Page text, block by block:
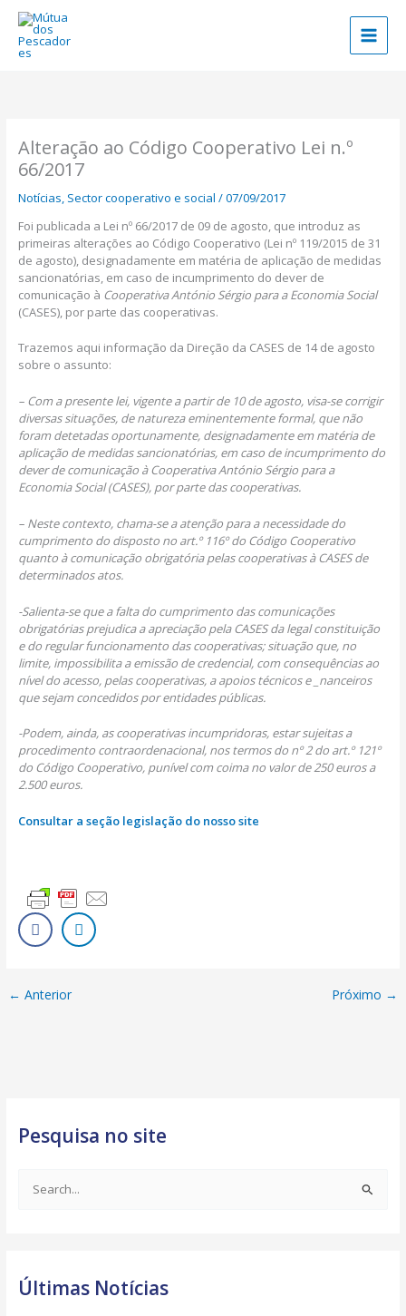
content
Alteração ao Código Cooperativo Lei n.º
66/2017
Notícias Sector cooperativo e social /07/09/2017
Foi publicada a Lei nº 66/2017 de 09 de agosto, que introduz as
primeiras alterações ao Código Cooperativo (Lei nº 119/2015 de 31
de agosto), designadamente em matéria de aplicação de medidas
sancionatórias, em caso de incumprimento do dever de
comunicação à Cooperativa António Sérgio para a Economia Social
(CASES), por parte das cooperativas.
Trazemos aqui informação da Direção da CASES de 14 de agosto
sobre o assunto:
– Com a presente lei, vigente a partir de 10 de agosto, visa-se corrigir
diversas situações, de natureza eminentemente formal, que não
foram detetadas oportunamente, designadamente em matéria de
aplicação de medidas sancionatórias, em caso deincumprimento do
dever de comunicação à Cooperativa António Sérgio para a
EconomiaSocial (CASES), por parte das cooperativas.
– Neste contexto, chama-se a atenção para a necessidade do
cumprimento do disposto no art.º 116º do Código Cooperativo
quanto à comunicação obrigatória pelas cooperativasà CASES de
determinados atos.
-Salienta-se que a falta do cumprimento das comunicações
obrigatórias prejudica aapreciação pela CASES da legal constituição
e do regular funcionamento das cooperativas;situação que, no
limite, impossibilita a emissão de credencial, com consequênciasao
nível do acesso, pelas cooperativas, a apoios técnicos e _nanceiros
que sejam concedidospor entidades públicas.
-Podem, ainda, as cooperativas incumpridoras, estar sujeitas a
procedimento contraordenacional, nos termos do nº 2 do art.º 121º
do Código Cooperativo, punível comcoima no valor de 250 euros a
2.500 euros.
Consultar a seção legislação do nosso site
← Anterior Próximo →
Pesquisa no site
cÚltimas Notícias